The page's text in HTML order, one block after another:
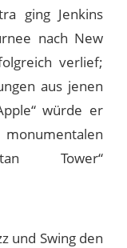
ging Jenkins
nach New
verlief;
aus jenen
würde er
Tower“
und Swing den